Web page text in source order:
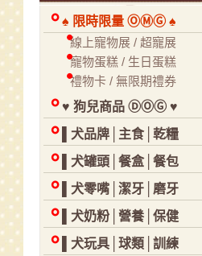
♠ 限時限量 ⓄⓂⒼ ♠
線上寵物展 / 超寵展
寵物蛋糕 / 生日蛋糕
禮物卡 / 無限期禮券
♥ 狗兒商品 ⒹⓄⒼ ♥
▌犬品牌│主食│乾糧
▌犬罐頭│餐盒│餐包
▌犬零嘴│潔牙│磨牙
▌犬奶粉│營養│保健
▌犬玩具│球類│訓練